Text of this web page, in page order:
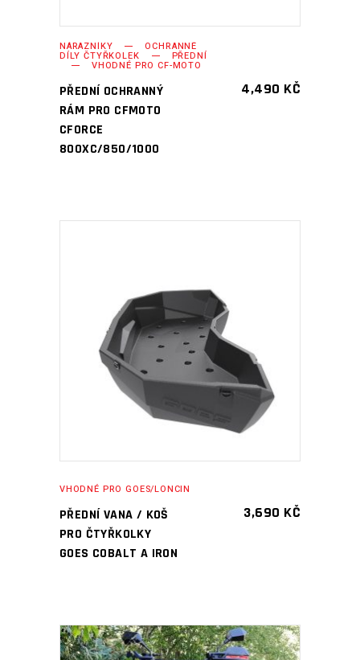
NÁRAZNÍKY OCHRANNÉ
DÍLY ČTYŘKOLEK PŘEDNÍ
VHODNÉ PRO CF-MOTO
PŘEDNÍ OCHRANNÝ
RÁM PRO CFMOTO
CFORCE
800XC/850/1000
4,490 KČ
PŘIDAT DO KOŠÍKU
VHODNÉ PRO GOES/LONCIN
PŘEDNÍ VANA / KOŠ
PRO ČTYŘKOLKY
GOES COBALT A IRON
3,690 KČ